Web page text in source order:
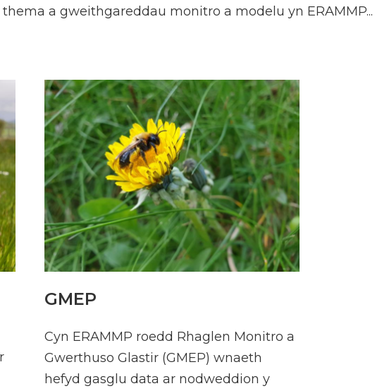
a gweithgareddau monitro a modelu yn ERAMMP...
GMEP
Cyn ERAMMP roedd Rhaglen Monitro a
Gwerthuso Glastir (GMEP) wnaeth
hefyd gasglu data ar nodweddion y